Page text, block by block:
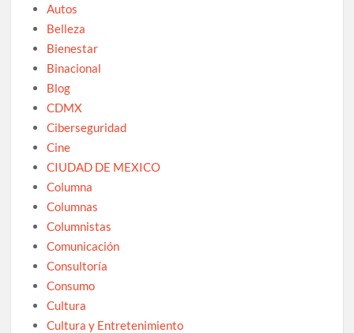
Autos
Belleza
Bienestar
Binacional
Blog
CDMX
Ciberseguridad
Cine
CIUDAD DE MEXICO
Columna
Columnas
Columnistas
Comunicación
Consultoría
Consumo
Cultura
Cultura y Entretenimiento